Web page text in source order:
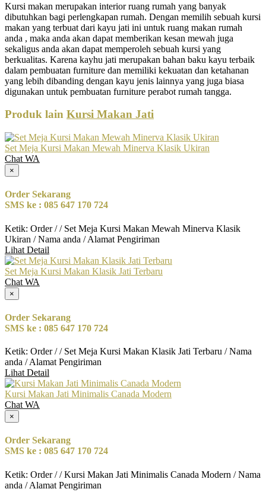
Kursi makan merupakan interior ruang rumah yang banyak
dibutuhkan bagi perlengkapan rumah. Dengan memilih sebuah kursi
makan yang terbuat dari kayu jati ini untuk ruang makan rumah
anda , maka anda akan dapat memberikan kesan mewah juga
sekaligus anda akan dapat memperoleh sebuah kursi yang
berkualitas. Karena kayhu jati merupakan bahan baku kayu terbaik
dalam pembuatan furniture dan memiliki kekuatan dan ketahanan
yang lebih dibanding dengan kayu jenis lainnya yang juga biasa
digunakan untuk pembuatan furniture perabot rumah tangga.
Produk lain Kursi Makan Jati
Set Meja Kursi Makan Mewah Minerva Klasik Ukiran
Chat WA
×
Order Sekarang
SMS ke : 085 647 170 724
Ketik: Order / / Set Meja Kursi Makan Mewah Minerva Klasik
Ukiran / Nama anda / Alamat Pengiriman
Lihat Detail
Set Meja Kursi Makan Klasik Jati Terbaru
Chat WA
×
Order Sekarang
SMS ke : 085 647 170 724
Ketik: Order / / Set Meja Kursi Makan Klasik Jati Terbaru / Nama
anda / Alamat Pengiriman
Lihat Detail
Kursi Makan Jati Minimalis Canada Modern
Chat WA
×
Order Sekarang
SMS ke : 085 647 170 724
Ketik: Order / / Kursi Makan Jati Minimalis Canada Modern / Nama
anda / Alamat Pengiriman